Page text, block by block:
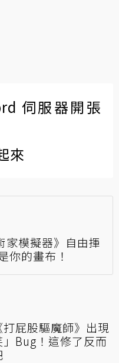
伺服器開張
來
家模擬器》自由揮
你的畫布！
打屁股驅魔師》出現
」Bug！這修了反而